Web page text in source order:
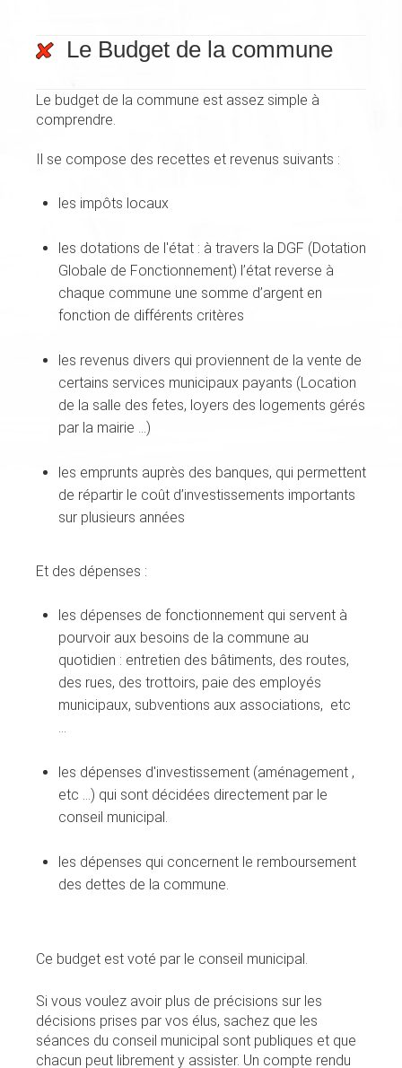
Le Budget de la commune
Le budget de la commune est assez simple à
comprendre.
Il se compose des recettes et revenus suivants :
les impôts locaux
les dotations de l'état : à travers la DGF (Dotation
Globale de Fonctionnement) l’état reverse à
chaque commune une somme d’argent en
fonction de différents critères
les revenus divers qui proviennent de la vente de
certains services municipaux payants (Location
de la salle des fetes, loyers des logements gérés
par la mairie ...)
les emprunts auprès des banques, qui permettent
de répartir le coût d’investissements importants
sur plusieurs années
Et des dépenses :
les dépenses de fonctionnement qui servent à
pourvoir aux besoins de la commune au
quotidien : entretien des bâtiments, des routes,
des rues, des trottoirs, paie des employés
municipaux, subventions aux associations, etc
...
les dépenses d'investissement (aménagement ,
etc ...) qui sont décidées directement par le
conseil municipal.
les dépenses qui concernent le remboursement
des dettes de la commune.
Ce budget est voté par le conseil municipal.
Si vous voulez avoir plus de précisions sur les
décisions prises par vos élus, sachez que les
séances du conseil municipal sont publiques et que
chacun peut librement y assister. Un compte rendu